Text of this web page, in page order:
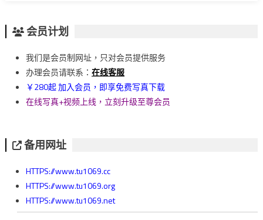
会员计划
我们是会员制网址，只对会员提供服务
办理会员请联系： 在线客服
￥280起 加入会员，即享免费写真下载
在线写真+视频上线，立刻升级至尊会员
备用网址
HTTPS://www.tu1069.cc
HTTPS://www.tu1069.org
HTTPS://www.tu1069.net